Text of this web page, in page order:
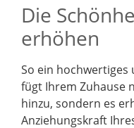
Die
erhöhen
So ein hochwertiges
fügt Ihrem Zuhause
hinzu, sondern es
Anziehungskraft